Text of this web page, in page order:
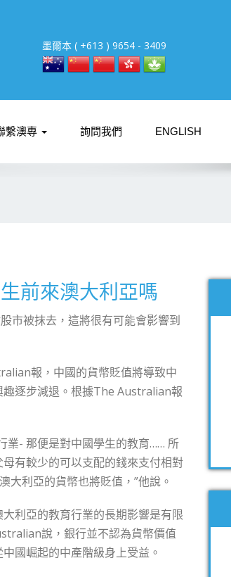
墨爾本 ( +613 ) 9654 - 3409
繫澳專 詢問我們 ENGLISH
前來澳大利亞嗎
市被抹去，這將很有可能會影響到
報，中國的貨幣貶值將導致中
逐步減退。根據The Australian報
業- 那便是對中國學生的教育…… 所
有較少的可以支配的錢來支付相對
大利亞的貨幣也將貶值，”他說。
利亞的教育行業的長期影響是有限
說，銀行並不認為貨幣價值
國崛起的中產階級身上受益。